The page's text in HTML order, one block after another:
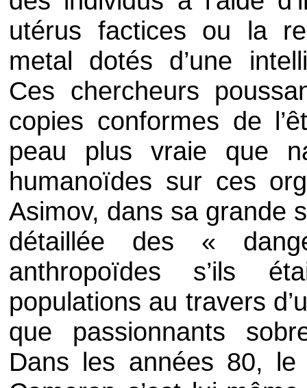
utérus factices ou la
metal dotés d’une
Ces chercheurs
copies conformes de
peau plus vraie que
humanoïdes sur ces
Asimov, dans sa grande
détaillée des «
anthropoïdes s’ils
populations au travers
que passionnants
Dans les années 80, le